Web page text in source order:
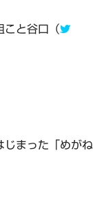
こと谷口（
じまった「めがね